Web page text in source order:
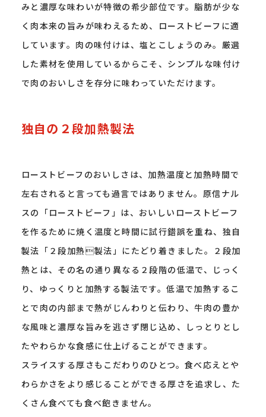
みと濃厚な味わいが特徴の希少部位です。脂肪が少な
く肉本来の旨みが味わえるため、ローストビーフに適
しています。肉の味付けは、塩とこしょうのみ。厳選
した素材を使用しているからこそ、シンプルな味付け
で肉のおいしさを存分に味わっていただけます。
独自の２段加熱製法
ローストビーフのおいしさは、加熱温度と加熱時間で
左右されると言っても過言ではありません。原信ナル
スの「ローストビーフ」は、おいしいローストビーフ
を作るために焼く温度と時間に試行錯誤を重ね、独自
製法「２段加熱製法」にたどり着きました。２段加
熱とは、その名の通り異なる２段階の低温で、じっく
り、ゆっくりと加熱する製法です。低温で加熱するこ
とで肉の内部まで熱がじんわりと伝わり、牛肉の豊か
な風味と濃厚な旨みを逃さず閉じ込め、しっとりとし
たやわらかな食感に仕上げることができます。
スライスする厚さもこだわりのひとつ。食べ応えとや
わらかさをより感じることができる厚さを追求し、た
くさん食べても食べ飽きません。